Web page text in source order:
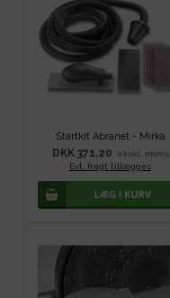
Startkit Abranet - Mirka
DKK 371,20
ekskl. moms
Evt. fragt tillægges.